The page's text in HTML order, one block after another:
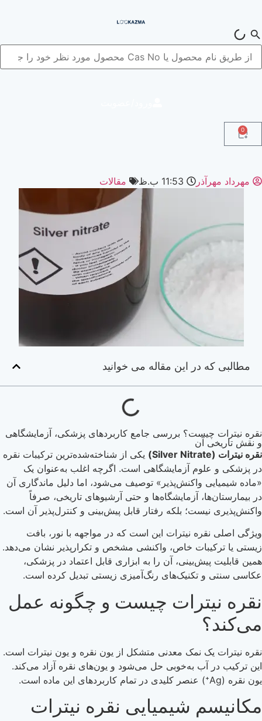
0
مهرداد مهرآذر 11:53 ب.ظ مقالات
مطالبی که در این مقاله می خوانید
نقره نیترات چیست؟ بررسی جامع کاربردهای پزشکی، آزمایشگاهی
و نقش تاریخی آن
نقره نیترات (Silver Nitrate)
یکی از شناخته‌شده‌ترین ترکیبات نقره
در پزشکی و علوم آزمایشگاهی است. اگرچه اغلب به‌عنوان یک
«ماده شیمیایی واکنش‌پذیر» توصیف می‌شود، اما دلیل ماندگاری آن
در بیمارستان‌ها، آزمایشگاه‌ها و حتی آرشیوهای تاریخی، صرفاً
واکنش‌پذیری نیست؛ بلکه رفتار قابل پیش‌بینی و کنترل‌پذیر آن است.
ویژگی اصلی نقره نیترات این است که در مواجهه با نور، بافت
زیستی یا ترکیبات خاص، واکنشی مشخص و تکرارپذیر نشان می‌دهد.
همین قابلیت پیش‌بینی، آن را به ابزاری قابل اعتماد در پزشکی،
عکاسی سنتی و تکنیک‌های رنگ‌آمیزی زیستی تبدیل کرده است.
نقره نیترات چیست و چگونه عمل
می‌کند؟
نقره نیترات یک نمک معدنی متشکل از یون نقره و یون نیترات است.
این ترکیب در آب به‌خوبی حل می‌شود و یون‌های نقره آزاد می‌کند.
یون نقره (Ag⁺) عنصر کلیدی در تمام کاربردهای این ماده است.
مکانیسم شیمیایی نقره نیترات